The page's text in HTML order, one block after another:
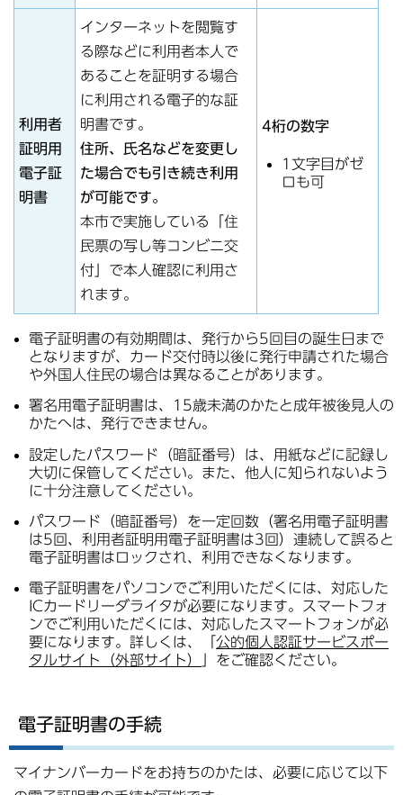
利用者
証明用
電子証
明書
インターネットを閲覧す
る際などに利用者本人で
あることを証明する場合
に利用される電子的な証
明書です。
住所、氏名などを変更し
た場合でも引き続き利用
が可能です。
本市で実施している「住
民票の写し等コンビニ交
付」で本人確認に利用さ
れます。
4桁の数字
1文字目がゼ
ロも可
電子証明書の有効期間は、発行から5回目の誕生日まで
となりますが、カード交付時以後に発行申請された場合
や外国人住民の場合は異なることがあります。
署名用電子証明書は、15歳未満のかたと成年被後見人の
かたへは、発行できません。
設定したパスワード（暗証番号）は、用紙などに記録し
大切に保管してください。また、他人に知られないよう
に十分注意してください。
パスワード（暗証番号）を一定回数（署名用電子証明書
は5回、利用者証明用電子証明書は3回）連続して誤ると
電子証明書はロックされ、利用できなくなります。
電子証明書をパソコンでご利用いただくには、対応した
ICカードリーダライタが必要になります。スマートフォ
ンでご利用いただくには、対応したスマートフォンが必
要になります。詳しくは、「 公的個人認証サービスポー
タルサイト（外部サイト）
」をご確認ください。
電子証明書の手続
マイナンバーカードをお持ちのかたは、必要に応じて以下